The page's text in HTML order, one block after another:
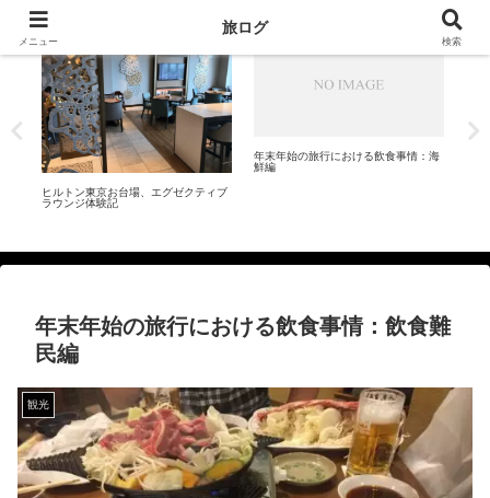
ヒルトン
ヒルトン東京お台場、エグゼクティブ
ラウンジ体験記
年末年始の旅行における飲食事情：海
鮮編
年末年始の旅行における飲食事情：飲食難
民編
観光
メニュー
旅ログ
検索